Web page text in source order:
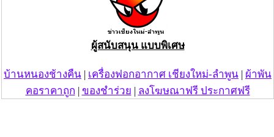
ผู้สนับสนุน แบบพิเศษ
บ้านหนองช้างคืน | เครื่องฟอกอากาศ เชียงใหม่-ลำพูน | ผ้าพัน
คอราคาถูก | ของชำร่วย | ลงโฆษณาฟรี ประกาศฟรี